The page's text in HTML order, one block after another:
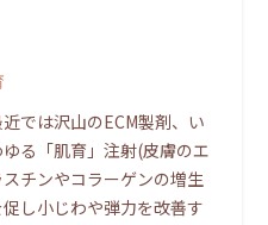
では沢山のECM製剤、い
ゆる「肌育」注射(皮膚のエ
スチンやコラーゲンの増生
促し小じわや弾力を改善す